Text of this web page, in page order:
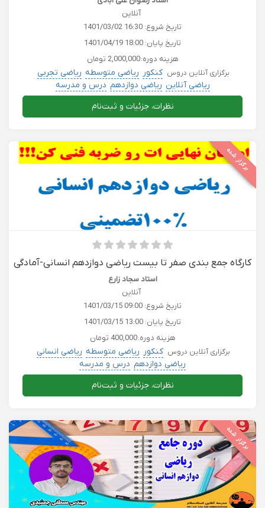
آنلاین
تاریخ شروع: 1401/03/02 16:30
تاریخ پایان: 1401/04/19 18:00
هزینه دوره:2,000,000 تومان
برگزاری آنلاین دروس کنکور ریاضی متوسطه ریاضی تجربی
ریاضی آنلاین ریاضی دوازدهم درس و مدرسه
نظرات، جزئیات و ثبت‌نام
برگزار شده
کارگاه جمع بندی صفر تا بیست ریاضی دوازدهم انسانی-آمادگی
امتحان نهایی خرداد1401
استاد سجاد زارع
آنلاین
تاریخ شروع: 1401/03/15 09:00
تاریخ پایان: 1401/03/15 13:00
هزینه دوره:400,000 تومان
برگزاری آنلاین دروس کنکور ریاضی متوسطه ریاضی انسانی
ریاضی دوازدهم درس و مدرسه
نظرات، جزئیات و ثبت‌نام
برگزار شده